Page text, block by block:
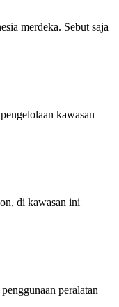
merdeka. Sebut saja
kawasan
di kawasan ini
peralatan